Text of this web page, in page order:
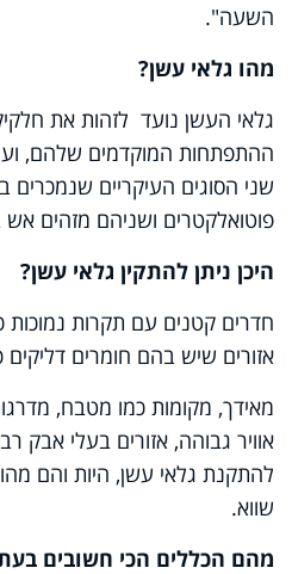
השעה".
מהו גלאי עשן?
גלאי העשן נועד לזהות את
ההתפתחות המוקדמים שלהם,
שני הסוגים העיקריים שנמכרים
פוטואלקטרים ושניהם מזהים
היכן ניתן להתקין גלאי עשן?
חדרים קטנים עם תקרות נמוכות
אזורים שיש בהם חומרים דליקים
מאידך, מקומות כמו מטבח,
אוויר גבוהה, אזורים בעלי אבק
להתקנת גלאי עשן, היות והם
שווא.
מהם הכללים הכי חשובים